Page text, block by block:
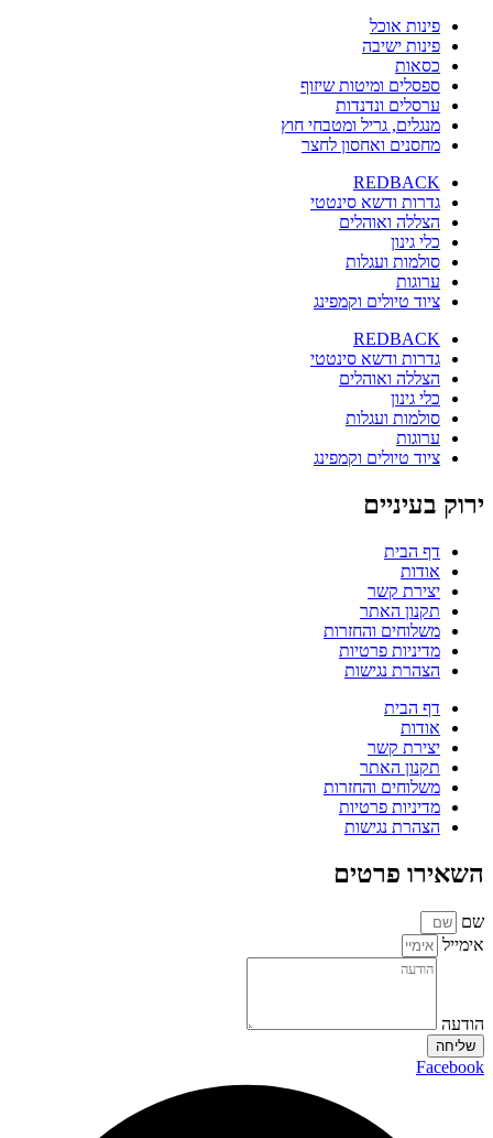
פינות אוכל
פינות ישיבה
כסאות
ספסלים ומיטות שיזוף
ערסלים ונדנדות
מנגלים, גריל ומטבחי חוץ
מחסנים ואחסון לחצר
REDBACK
גדרות ודשא סינטטי
הצללה ואוהלים
כלי גינון
סולמות ועגלות
ערוגות
ציוד טיולים וקמפינג
REDBACK
גדרות ודשא סינטטי
הצללה ואוהלים
כלי גינון
סולמות ועגלות
ערוגות
ציוד טיולים וקמפינג
ירוק בעיניים
דף הבית
אודות
יצירת קשר
תקנון האתר
משלוחים והחזרות
מדיניות פרטיות
הצהרת נגישות
דף הבית
אודות
יצירת קשר
תקנון האתר
משלוחים והחזרות
מדיניות פרטיות
הצהרת נגישות
השאירו פרטים
שם
אימייל
הודעה
שליחה
Facebook